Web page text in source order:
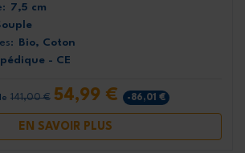
7,5 cm
Bio, Coton
- CE
141,00 € 54,99 € -86,01 €
EN SAVOIR PLUS